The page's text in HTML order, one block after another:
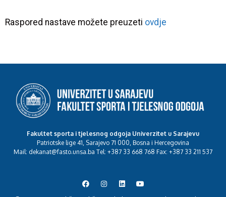
Raspored nastave možete preuzeti ovdje
Fakultet sporta i tjelesnog odgoja Univerzitet u Sarajevu
Patriotske lige 41, Sarajevo 71 000, Bosna i Hercegovina
Mail: dekanat@fasto.unsa.ba Tel: +387 33 668 768 Fax: +387 33 211 537